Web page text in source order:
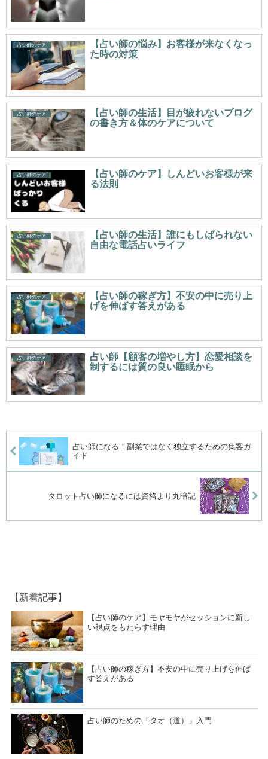
占い師のケア
【占い師の悩み】お客様が来なくなっ
た時の対策
占い師のケア
【占い師の生活】目が疲れないブログ
の書き方＆体のケアについて
占い師のケア
【占い師のケア】しんどいお客様が来
る法則
占い師のケア
【占い師の生活】誰にもしばられない
自由な電話占いライフ
占い師のケア
【占い師の稼ぎ方】不安の中に売り上
げを伸ばす答えがある
占い師のケア
占い師【顧客の増やし方】恋愛相談を
制するには質の良い睡眠から
占い師になる！副業ではなく独立するための集客ガ
イド
タロット占い師になるには資格より丸暗記
【新着記事】
【占い師のケア】モヤモヤがセッションに新し
い視点をもたらす理由
【占い師の稼ぎ方】不安の中に売り上げを伸ば
す答えがある
占い師のための「タオ（道）」入門